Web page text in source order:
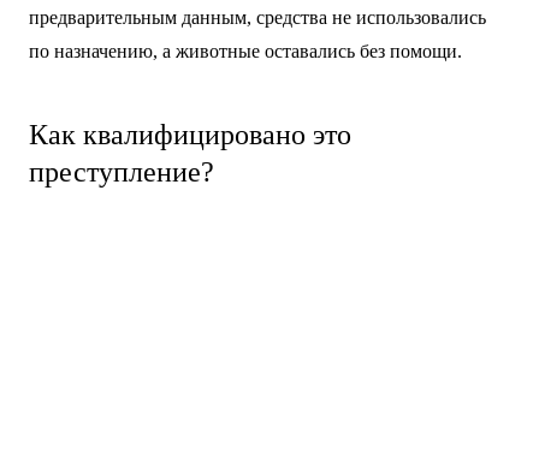
предварительным данным, средства не использовались
по назначению, а животные оставались без помощи.
Как квалифицировано это
преступление?